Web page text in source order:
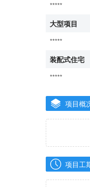
*****
大型项目
*****
装配式住宅
*****
项目概
项目工